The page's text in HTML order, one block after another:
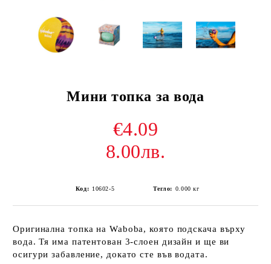
Мини топка за вода
€4.09
8.00лв.
Код: 10602-5 Тегло: 0.000 кг
Оригинална топка на Waboba, която подскача върху
вода. Тя има патентован 3-слоен дизайн и ще ви
осигури забавление, докато сте във водата.